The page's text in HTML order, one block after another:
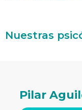
Nuestras
Pilar